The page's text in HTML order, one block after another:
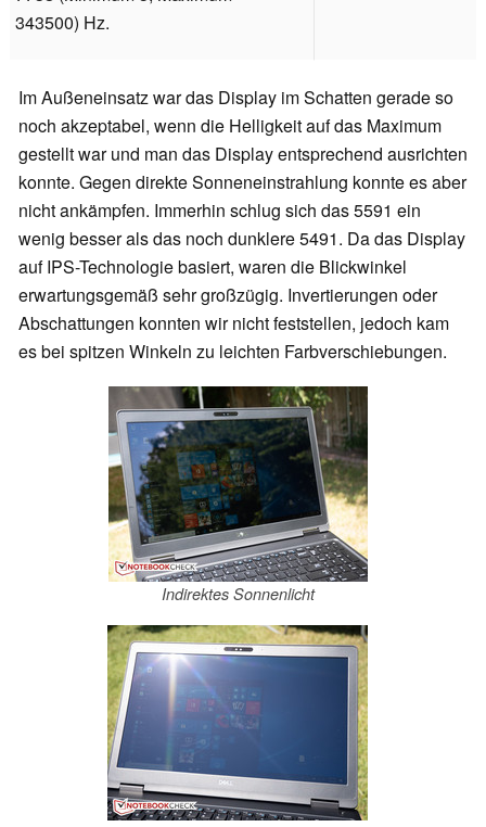
343500) Hz.
Im Außeneinsatz war das Display im Schatten gerade so
noch akzeptabel, wenn die Helligkeit auf das Maximum
gestellt war und man das Display entsprechend ausrichten
konnte. Gegen direkte Sonneneinstrahlung konnte es aber
nicht ankämpfen. Immerhin schlug sich das 5591 ein
wenig besser als das noch dunklere 5491. Da das Display
auf IPS-Technologie basiert, waren die Blickwinkel
erwartungsgemäß sehr großzügig. Invertierungen oder
Abschattungen konnten wir nicht feststellen, jedoch kam
es bei spitzen Winkeln zu leichten Farbverschiebungen.
Indirektes Sonnenlicht